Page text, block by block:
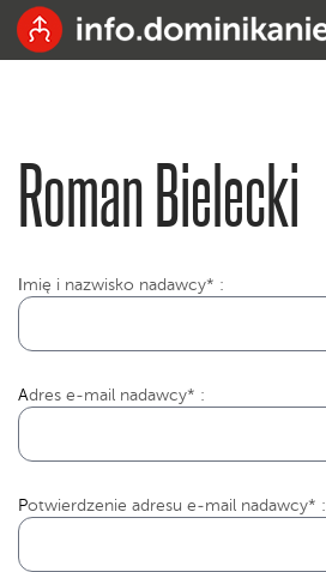
Roman Bielecki
mię i nazwisko nadawcy* :
Adres e-mail nadawcy* :
Potwierdzenie adresu e-mail nadawcy* :